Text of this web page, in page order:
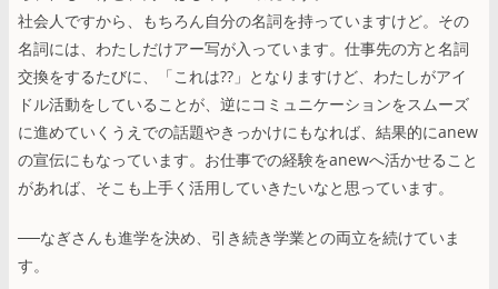
社会人ですから、もちろん自分の名詞を持っていますけど。その
名詞には、わたしだけアー写が入っています。仕事先の方と名詞
交換をするたびに、「これは??」となりますけど、わたしがアイ
ドル活動をしていることが、逆にコミュニケーションをスムーズ
に進めていくうえでの話題やきっかけにもなれば、結果的にanew
の宣伝にもなっています。お仕事での経験をanewへ活かせること
があれば、そこも上手く活用していきたいなと思っています。
──なぎさんも進学を決め、引き続き学業との両立を続けていま
す。